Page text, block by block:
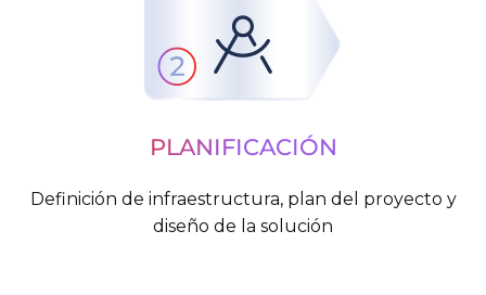
PLANIFICACIÓN
Definición de infraestructura, plan del proyecto y
diseño de la solución